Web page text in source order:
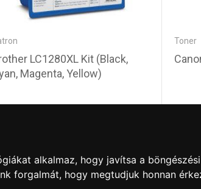
alkalmaz, hogy javítsa a
forgalmát, hogy megtudjuk honnan
LC1280XL Kit (Black,
Magenta, Yellow)
Toner